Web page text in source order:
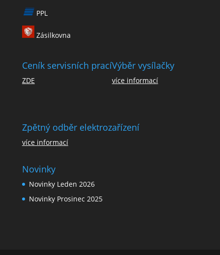
PPL
Zásilkovna
Ceník servisních prací
ZDE
Výběr vysílačky
více informací
Zpětný odběr elektrozařízení
více informací
Novinky
Novinky Leden 2026
Novinky Prosinec 2025